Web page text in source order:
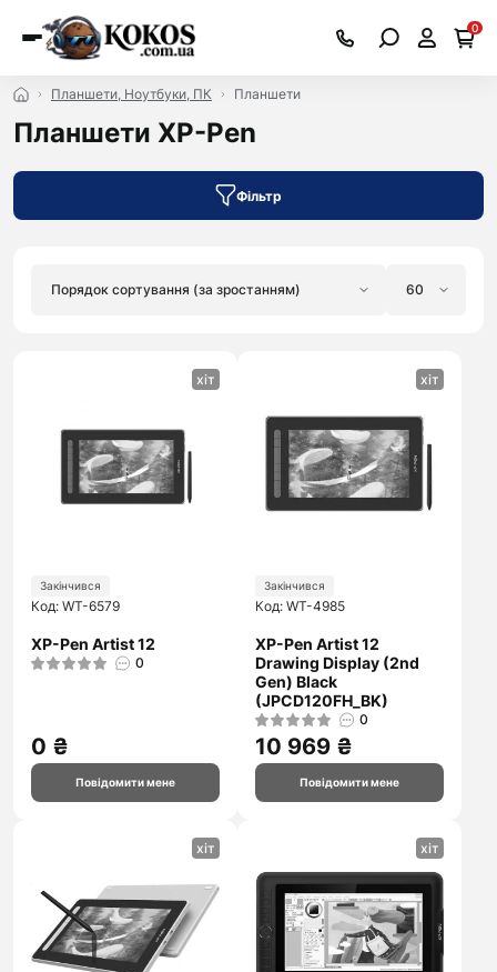
0
Планшети, Ноутбуки, ПК Планшети
Планшети XP-Pen
Фільтр
хіт
Закінчився
Код: WT-6579
XP-Pen Artist 12
0
0 ₴
Повідомити мене
хіт
Закінчився
Код: WT-4985
XP-Pen Artist 12
Drawing Display (2nd
Gen) Black
(JPCD120FH_BK)
0
10 969 ₴
Повідомити мене
хіт хіт